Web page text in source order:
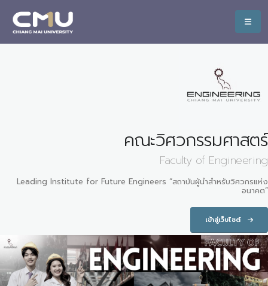
คณะวิศวกรรมศาสตร์
Faculty of Engineering
Leading Institute for Future Engineers “สถาบันผู้นำสำหรับวิศวกรแห่ง
อนาคต”
เข้าสู่เว็บไซต์